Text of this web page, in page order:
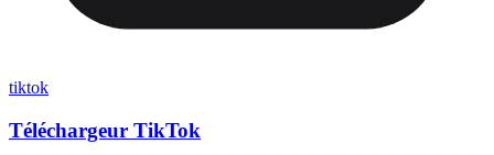
tiktok
Téléchargeur TikTok